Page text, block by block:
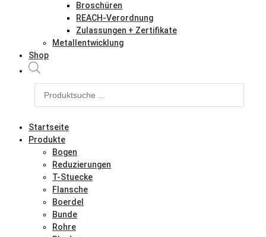
Broschüren
REACH-Verordnung
Zulassungen + Zertifikate
Metallentwicklung
Shop
Startseite
Produkte
Bogen
Reduzierungen
T-Stuecke
Flansche
Boerdel
Bunde
Rohre